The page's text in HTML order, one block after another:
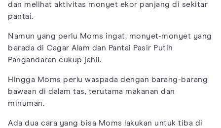
dan melihat aktivitas monyet ekor panjang di sekitar
pantai.
Namun yang perlu Moms ingat, monyet-monyet yang
berada di Cagar Alam dan Pantai Pasir Putih
Pangandaran cukup jahil.
Hingga Moms perlu waspada dengan barang-barang
bawaan di dalam tas, terutama makanan dan
minuman.
Ada dua cara yang bisa Moms lakukan untuk tiba di